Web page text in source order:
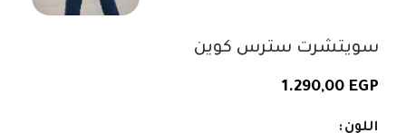
سويتشرت سترس كوين
1.290,00 EGP
اللون